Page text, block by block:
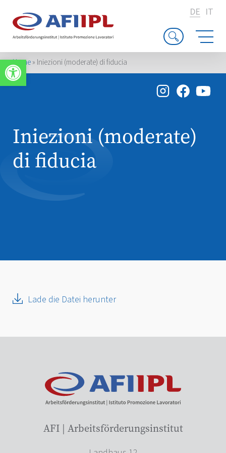
Werkzeugleiste öffnen
DE IT
Home» Iniezioni (moderate) di fiducia
Iniezioni (moderate)
di fiducia
Lade die Datei herunter
AFI | Arbeitsförderungsinstitut